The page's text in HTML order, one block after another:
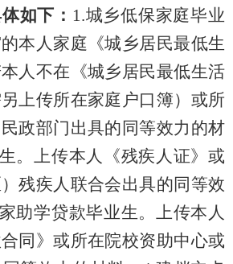
如下： 1.城乡低保家庭毕业
本人家庭《城乡居民最低生
人不在《城乡居民最低生活
上传所在家庭户口簿）或所
政部门出具的同等效力的材
。上传本人《残疾人证》或
残疾人联合会出具的同等效
助学贷款毕业生。上传本人
合同》或所在院校资助中心或